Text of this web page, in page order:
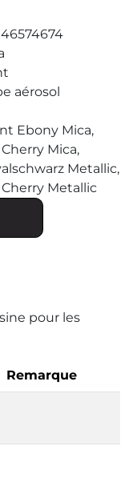
aérosol
Ebony Mica,
Mica,
Metallic,
Metallic
pour les
Remarque